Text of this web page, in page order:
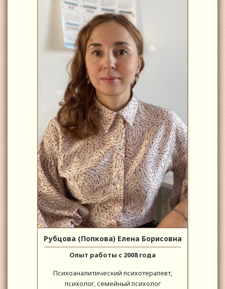
Рубцова (Попкова) Елена Борисовна
Опыт работы с 2008 года
Психоаналитический психотерапевт,
психолог, семейный психолог